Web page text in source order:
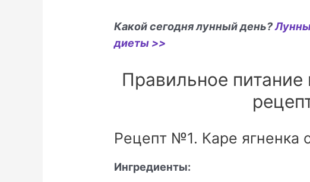
Какой сегодня лунный день?
диеты >>
Правильное
Рецепт №1. Каре ягненка
Ингредиенты: